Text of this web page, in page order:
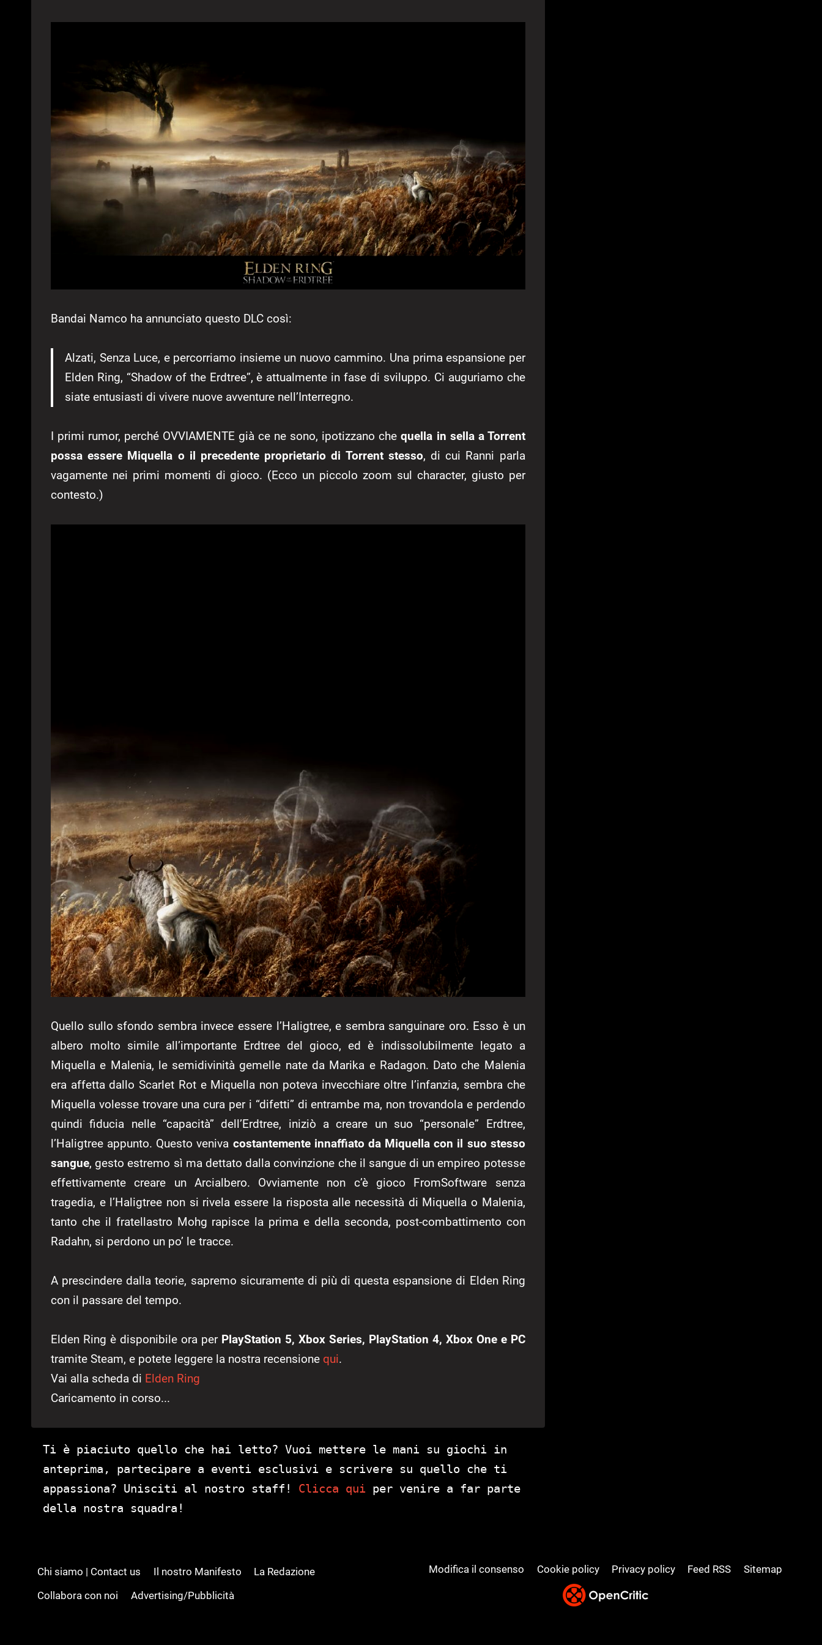
Bandai Namco ha annunciato questo DLC così:
Alzati, Senza Luce, e percorriamo insieme un nuovo cammino. Una prima espansione per
Elden Ring, “Shadow of the Erdtree”, è attualmente in fase di sviluppo. Ci auguriamo che
siate entusiasti di vivere nuove avventure nell’Interregno.
I primi rumor, perché OVVIAMENTE già ce ne sono, ipotizzano chequella in sella a Torrent
possa essere Miquella o il precedente proprietario di Torrent stesso, di cui Ranni parla
vagamente nei primi momenti di gioco. (Ecco un piccolo zoom sul character, giusto per
contesto.)
Quello sullo sfondo sembra invece essere l’Haligtree, e sembra sanguinare oro. Esso è un
albero molto simile all’importante Erdtree del gioco, ed è indissolubilmente legato a
Miquella e Malenia, le semidivinità gemelle nate da Marika e Radagon. Dato che Malenia
era affetta dallo Scarlet Rot e Miquella non poteva invecchiare oltre l’infanzia, sembra che
Miquella volesse trovare una cura per i “difetti” di entrambe ma, non trovandola e perdendo
quindi fiducia nelle “capacità” dell’Erdtree, iniziò a creare un suo “personale” Erdtree,
l’Haligtree appunto. Questo veniva costantemente innaffiato da Miquella con il suo stesso
sangue, gesto estremo sì ma dettato dalla convinzione che il sangue di un empireo potesse
effettivamente creare un Arcialbero. Ovviamente non c’è gioco FromSoftware senza
tragedia, e l’Haligtree non si rivela essere la risposta alle necessità di Miquella o Malenia,
tanto che il fratellastro Mohg rapisce la prima e della seconda, post-combattimento con
Radahn, si perdono un po’ le tracce.
A prescindere dalla teorie, sapremo sicuramente di più di questa espansione di Elden Ring
con il passare del tempo.
Elden Ring è disponibile ora per PlayStation 5, Xbox Series, PlayStation 4, Xbox One e PC
tramite Steam, e potete leggere la nostra recensione qui.
Vai alla scheda di Elden Ring
Caricamento in corso...
Ti è piaciuto quello che hai letto? Vuoi mettere le mani su giochi in
anteprima, partecipare a eventi esclusivi e scrivere su quello che ti
appassiona? Unisciti al nostro staff! Clicca qui per venire a far parte
della nostra squadra!
Chi siamo | Contact us Il nostro Manifesto
La Redazione
Collabora con noi
Advertising/Pubblicità
Modifica il consenso Cookie policy Privacy policy Feed RSS Sitemap